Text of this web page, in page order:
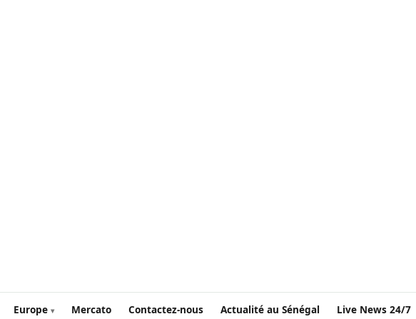
Europe Mercato Contactez-nous Actualité au Sénégal Live News 24/7